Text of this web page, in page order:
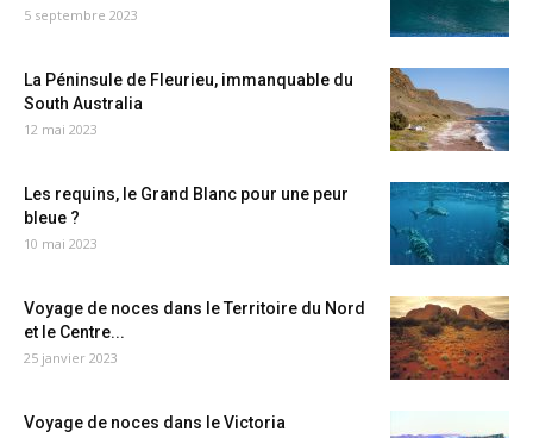
5 septembre 2023
La Péninsule de Fleurieu, immanquable du
South Australia
12 mai 2023
Les requins, le Grand Blanc pour une peur
bleue ?
10 mai 2023
Voyage de noces dans le Territoire du Nord
et le Centre...
25 janvier 2023
Voyage de noces dans le Victoria